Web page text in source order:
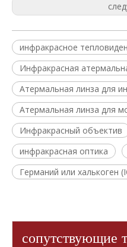
инфракрасное
Инфракрасная
Атермальная линза для
Атермальная линза для
Инфракрасный объектив
инфракрасная оптика
Германий или халькоген
сопутствующие